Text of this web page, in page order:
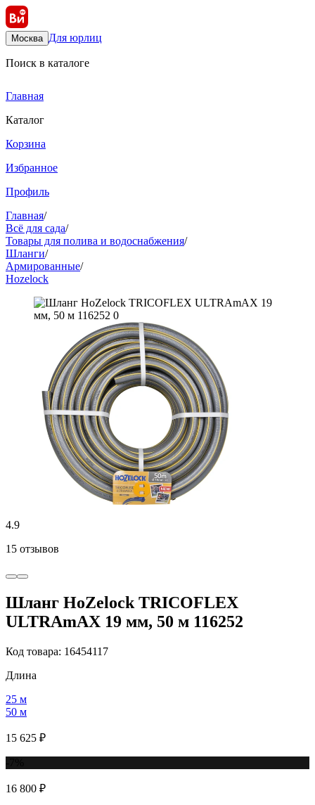
Москва Для юрлиц
Поиск в каталоге
Главная
Каталог
Корзина
Избранное
Профиль
Главная/
Всё для сада/
Товары для полива и водоснабжения/
Шланги/
Армированные/
Hozelock
4.9
15 отзывов
Шланг HoZelock TRICOFLEX
ULTRAmAX 19 мм, 50 м 116252
Код товара: 16454117
Длина
25 м
50 м
15 625 ₽
16 800 ₽